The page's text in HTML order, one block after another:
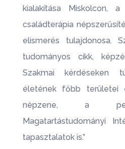
kialakítása Miskolcon,
családterápia
elismerés tulajdonosa.
tudományos cikk,
Szakmai kérdéseken
életének főbb területei
népzene, a
Magatartástudományi
tapasztalatok is.”